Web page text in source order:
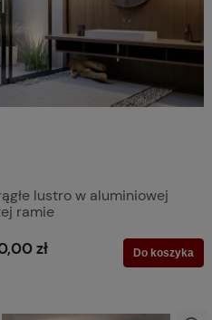
lustro w aluminiowej
ramie
zł Do koszyka